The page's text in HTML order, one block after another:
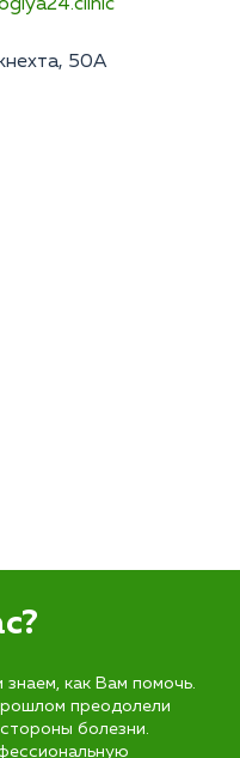
50А
как Вам помочь.
преодолели
болезни.